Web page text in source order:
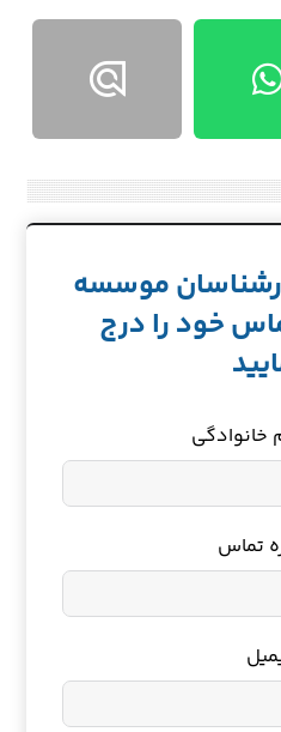
موسسه
خود را درج
خانوادگی
تماس